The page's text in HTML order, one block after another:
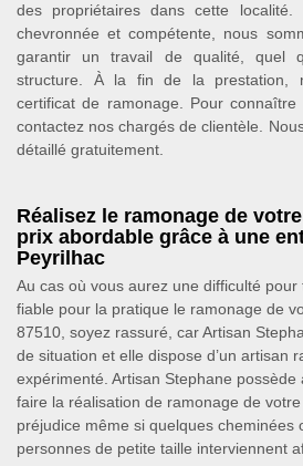
des propriétaires dans cette localité.
chevronnée et compétente, nous
garantir un travail de qualité, quel
structure. À la fin de la prestation,
certificat de ramonage. Pour connaître
contactez nos chargés de clientèle.
détaillé gratuitement.
Réalisez le ramonage de
prix abordable grâce à une
Peyrilhac
Au cas où vous aurez une difficulté
fiable pour la pratique le ramonage de
87510, soyez rassuré, car Artisan
de situation et elle dispose d’un artisan
expérimenté. Artisan Stephane
faire la réalisation de ramonage de
préjudice même si quelques cheminées
personnes de petite taille interviennent